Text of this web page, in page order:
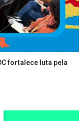
fortalece luta pela